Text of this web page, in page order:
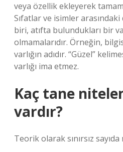
veya özellik ekleyerek
Sıfatlar ve isimler
biri, atıfta bulundukları bir
olmamalarıdır. Örneğin,
varlığın adıdır. “Güzel”
varlığı ima etmez.
Kaç tane
vardır?
Teorik olarak sınırsız